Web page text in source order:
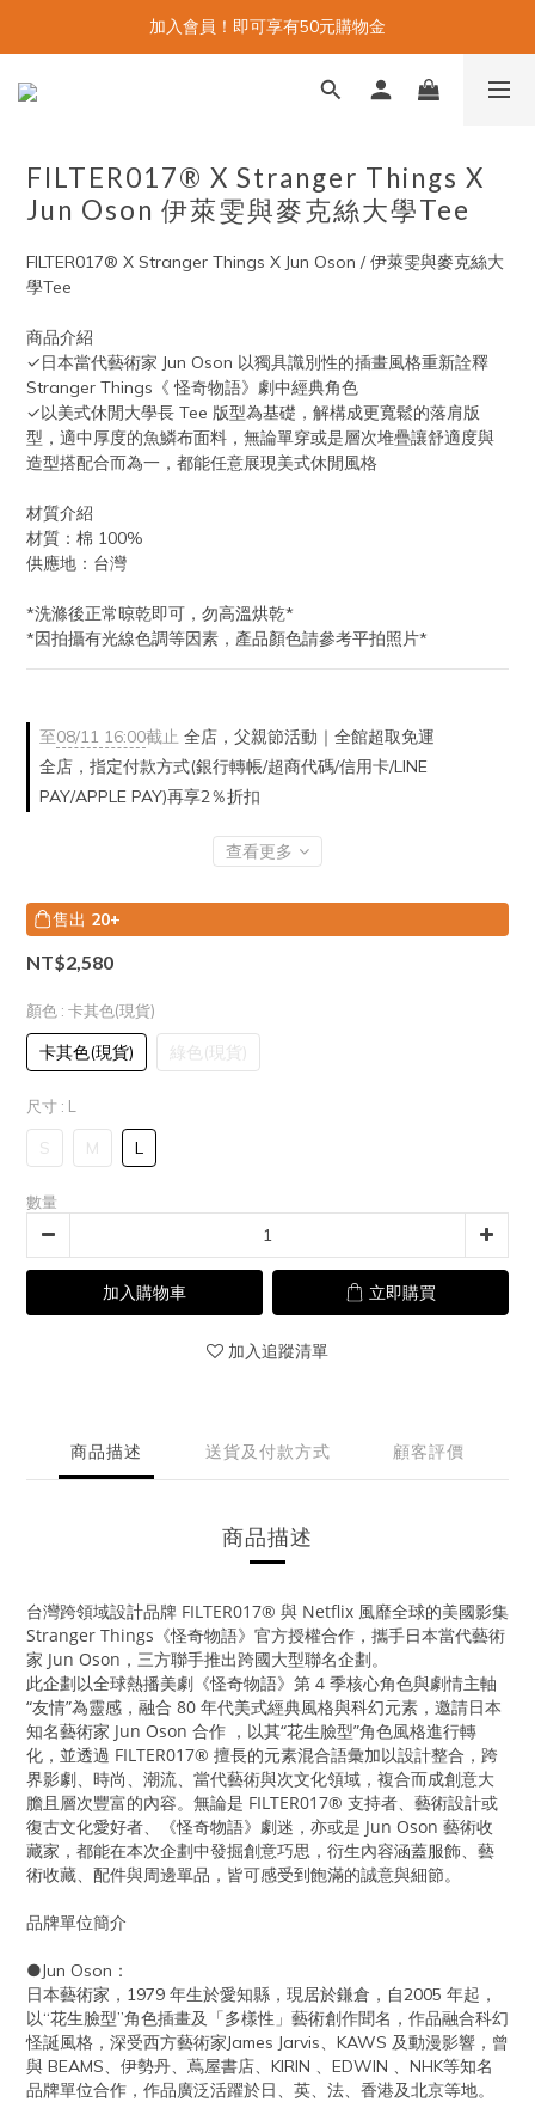
加入會員！即可享有50元購物金
FILTER017® X Stranger Things X
Jun Oson 伊萊雯與麥克絲大學Tee
FILTER017® X Stranger Things X Jun Oson / 伊萊雯與麥克絲大
學Tee
商品介紹
✓日本當代藝術家 Jun Oson 以獨具識別性的插畫風格重新詮釋
Stranger Things《 怪奇物語》劇中經典角色
✓以美式休閒大學長 Tee 版型為基礎，解構成更寬鬆的落肩版
型，適中厚度的魚鱗布面料，無論單穿或是層次堆疊讓舒適度與
造型搭配合而為一，都能任意展現美式休閒風格
材質介紹
材質：棉 100%
供應地：台灣
*洗滌後正常晾乾即可，勿高溫烘乾*
*因拍攝有光線色調等因素，產品顏色請參考平拍照片*
至08/11 16:00截止 全店，父親節活動｜全館超取免運
全店，指定付款方式(銀行轉帳/超商代碼/信用卡/LINE
PAY/APPLE PAY)再享2％折扣
查看更多
售出 20+
NT$2,580
顏色 : 卡其色(現貨)
卡其色(現貨) 綠色(現貨)
尺寸 : L
S M L
數量
加入購物車 立即購買
加入追蹤清單
商品描述 送貨及付款方式 顧客評價
商品描述
台灣跨領域設計品牌 FILTER017® 與 Netflix 風靡全球的美國影集
Stranger Things《怪奇物語》官方授權合作，攜手日本當代藝術
家 Jun Oson，三方聯手推出跨國大型聯名企劃。
此企劃以全球熱播美劇《怪奇物語》第 4 季核心角色與劇情主軸
“友情”為靈感，融合 80 年代美式經典風格與科幻元素，邀請日本
知名藝術家 Jun Oson 合作 ，以其“花生臉型”角色風格進行轉
化，並透過 FILTER017® 擅長的元素混合語彙加以設計整合，跨
界影劇、時尚、潮流、當代藝術與次文化領域，複合而成創意大
膽且層次豐富的內容。無論是 FILTER017® 支持者、藝術設計或
復古文化愛好者、《怪奇物語》劇迷，亦或是 Jun Oson 藝術收
藏家，都能在本次企劃中發掘創意巧思，衍生內容涵蓋服飾、藝
術收藏、配件與周邊單品，皆可感受到飽滿的誠意與細節。
品牌單位簡介
●Jun Oson：
日本藝術家，1979 年生於愛知縣，現居於鎌倉，自2005 年起，
以“花生臉型”角色插畫及「多樣性」藝術創作聞名，作品融合科幻
怪誕風格，深受西方藝術家James Jarvis、KAWS 及動漫影響，曾
與 BEAMS、伊勢丹、蔦屋書店、KIRIN 、EDWIN 、NHK等知名
品牌單位合作，作品廣泛活躍於日、英、法、香港及北京等地。